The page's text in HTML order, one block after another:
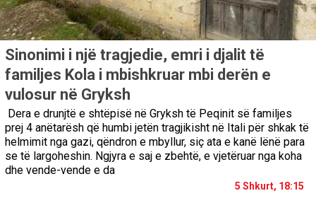
Sinonimi i një tragjedie, emri i djalit të
familjes Kola i mbishkruar mbi derën e
vulosur në Gryksh
Dera e drunjtë e shtëpisë në Gryksh të Peqinit së familjes
prej 4 anëtarësh që humbi jetën tragjikisht në Itali për shkak të
helmimit nga gazi, qëndron e mbyllur, siç ata e kanë lënë para
se të largoheshin. Ngjyra e saj e zbehtë, e vjetëruar nga koha
dhe vende-vende e da
5 Shkurt, 18:15